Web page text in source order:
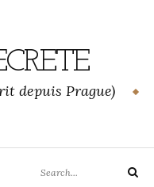
depuis Prague)
for:
Search